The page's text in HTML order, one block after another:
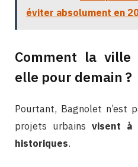
éviter absolument en
Comment la
elle pour demain ?
Pourtant, Bagnolet n’est
projets urbains visent à
historiques.